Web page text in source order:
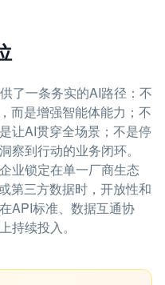
了一条务实的AI路径：不
而是增强智能体能力；不
让AI贯穿全场景；不是停
察到行动的业务闭环。
业锁定在单一厂商生态
第三方数据时，开放性和
API标准、数据互通协
持续投入。